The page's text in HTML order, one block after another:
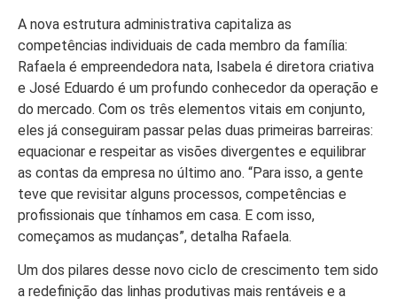
A nova estrutura administrativa capitaliza as
competências individuais de cada membro da família:
Rafaela é empreendedora nata, Isabela é diretora criativa
e José Eduardo é um profundo conhecedor da operação e
do mercado. Com os três elementos vitais em conjunto,
eles já conseguiram passar pelas duas primeiras barreiras:
equacionar e respeitar as visões divergentes e equilibrar
as contas da empresa no último ano. “Para isso, a gente
teve que revisitar alguns processos, competências e
profissionais que tínhamos em casa. E com isso,
começamos as mudanças”, detalha Rafaela.
Um dos pilares desse novo ciclo de crescimento tem sido
a redefinição das linhas produtivas mais rentáveis e a